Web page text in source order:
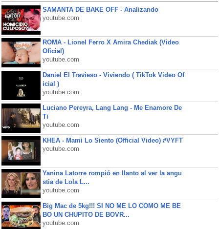
SAMANTA DE BAKE OFF - Analizando
youtube.com
ROMA - Lionel Ferro X Amira Chediak (Video
Oficial)
youtube.com
Daniel El Travieso - Viviendo ( TikTok Video Of
icial )
youtube.com
Luciano Pereyra, Lang Lang - Me Enamore De
Ti
youtube.com
KHEA - Mami Lo Siento (Official Video) #VYFT
youtube.com
Yanina Latorre rompió en llanto al ver la angu
stia de Lola L...
youtube.com
Big Mac de 5kg!!! SI NO ME LO COMO ME BE
BO UN CHUPITO DE BOVR...
youtube.com